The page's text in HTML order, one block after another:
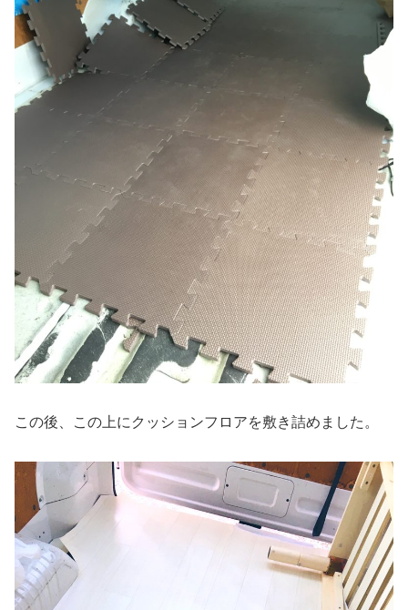
この後、この上にクッションフロアを敷き詰めました。